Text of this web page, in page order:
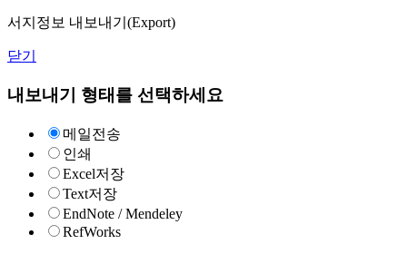
서지정보 내보내기(Export)
닫기
내보내기 형태를 선택하세요
메일전송
인쇄
Excel저장
Text저장
EndNote / Mendeley
RefWorks